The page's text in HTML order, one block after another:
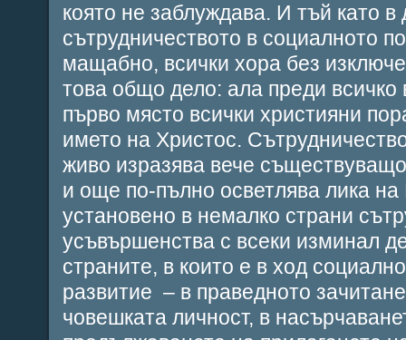
която не заблуждава. И тъй като
сътрудничеството в социалното
мащабно, всички хора без
това общо дело: ала преди
първо място всички християни
името на Христос.
живо изразява вече
и още по-пълно осветлява лика
установено в немалко страни
усъвършенства с всеки изминал
страните, в които е в ход
развитие – в праведното
човешката личност, в